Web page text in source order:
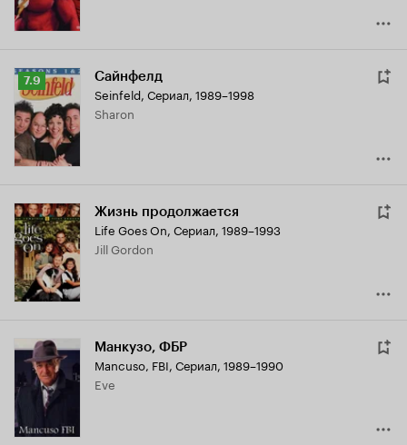
Рейтинг
Кинопоиска
7.9
7.9 Сайнфелд
Seinfeld, Сериал, 1989–1998
Sharon
Жизнь продолжается
Life Goes On, Сериал, 1989–1993
Jill Gordon
Манкузо, ФБР
Mancuso, FBI, Сериал, 1989–1990
Eve